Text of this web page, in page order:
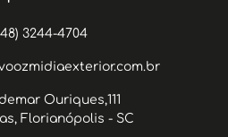
3244-4704
Ouriques,111
Florianópolis - SC